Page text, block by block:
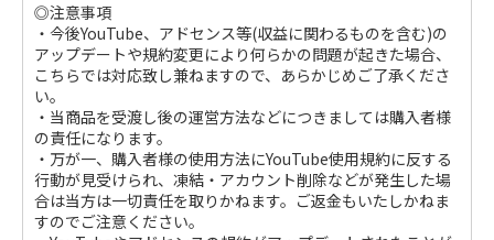
◎注意事項
・今後YouTube、アドセンス等(収益に関わるものを含む)の
アップデートや規約変更により何らかの問題が起きた場合、
こちらでは対応致し兼ねますので、あらかじめご了承くださ
い。
・当商品を受渡し後の運営方法などにつきましては購入者様
の責任になります。
・万が一、購入者様の使用方法にYouTube使用規約に反する
行動が見受けられ、凍結・アカウント削除などが発生した場
合は当方は一切責任を取りかねます。ご返金もいたしかねま
すのでご注意ください。